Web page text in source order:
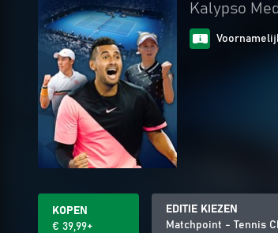
Kalypso
KOPEN
€ 39,99+
EDITIE KIEZEN
Matchpoint - Tennis